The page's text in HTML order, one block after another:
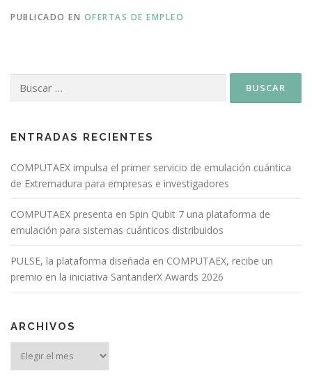
PUBLICADO EN OFERTAS DE EMPLEO
ENTRADAS RECIENTES
COMPUTAEX impulsa el primer servicio de emulación cuántica
de Extremadura para empresas e investigadores
COMPUTAEX presenta en Spin Qubit 7 una plataforma de
emulación para sistemas cuánticos distribuidos
PULSE, la plataforma diseñada en COMPUTAEX, recibe un
premio en la iniciativa SantanderX Awards 2026
ARCHIVOS